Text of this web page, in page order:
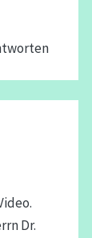
Dr.